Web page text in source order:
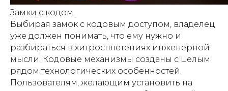
Замки с кодом.
Выбирая замок с кодовым доступом, владелец
уже должен понимать, что ему нужно и
разбираться в хитросплетениях инженерной
мысли. Кодовые механизмы созданы с целым
рядом технологических особенностей.
Пользователям, желающим установить на